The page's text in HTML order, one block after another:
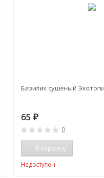
Базилик сушеный
65 ₽
0
В корзину
Недоступен